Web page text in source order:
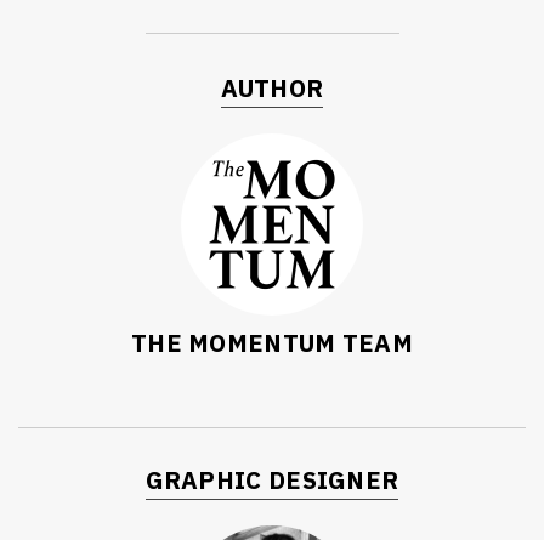
AUTHOR
THE MOMENTUM TEAM
GRAPHIC DESIGNER